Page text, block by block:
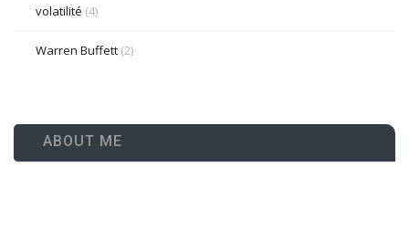
volatilité (4)
Warren Buffett (2)
ABOUT ME